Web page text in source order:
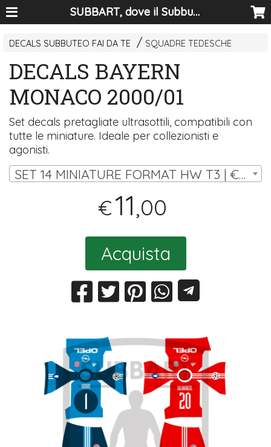
SUBBART, dove il Subbuteo diventa arte
DECALS SUBBUTEO FAI DA TE SQUADRE TEDESCHE
DECALS BAYERN
MONACO 2000/01
Set decals pretagliate ultrasottili, compatibili con
tutte le miniature. Ideale per collezionisti e
agonisti.
SET 14 MINIATURE FORMAT HW T3 | € 11,00
€11,00
Acquista